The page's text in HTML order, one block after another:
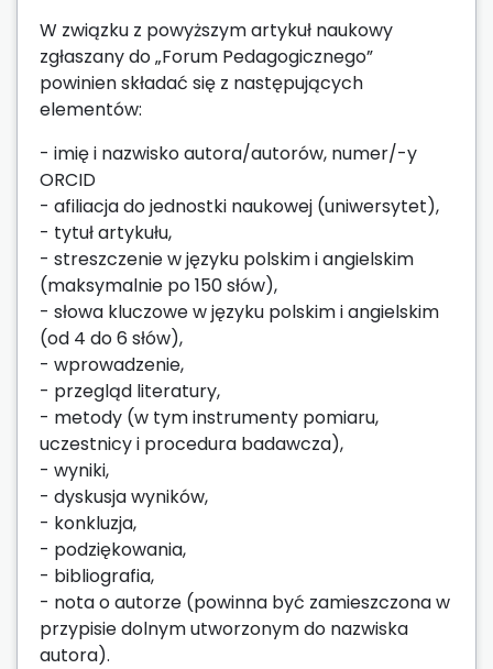
W związku z powyższym artykuł naukowy
zgłaszany do „Forum Pedagogicznego”
powinien składać się z następujących
elementów:
- imię i nazwisko autora/autorów, numer/-y
ORCID
- afiliacja do jednostki naukowej (uniwersytet),
- tytuł artykułu,
- streszczenie w języku polskim i angielskim
(maksymalnie po 150 słów),
- słowa kluczowe w języku polskim i angielskim
(od 4 do 6 słów),
- wprowadzenie,
- przegląd literatury,
- metody (w tym instrumenty pomiaru,
uczestnicy i procedura badawcza),
- wyniki,
- dyskusja wyników,
- konkluzja,
- podziękowania,
- bibliografia,
- nota o autorze (powinna być zamieszczona w
przypisie dolnym utworzonym do nazwiska
autora).